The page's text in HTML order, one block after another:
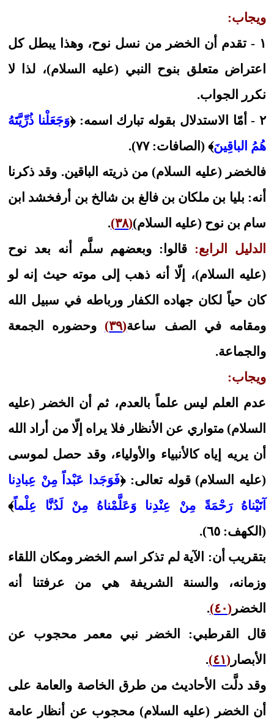
ويجاب:
١ - تقدم أن الخضر من نسل نوح، وهذا يبطل كل
اعتراض متعلق بنوح النبي (عليه السلام)، لذا لا
نكرر الجواب.
٢ - أمّا الاستدلال بقوله تبارك اسمه: ﴿
وَجَعَلْنا ذُرِّيَّتَهُ
هُمُ الباقِينَ﴾ (الصافات: ٧٧).
فالخضر (عليه السلام) من ذريته الباقين. وقد ذكرنا
أنه: بليا بن ملكان بن فالغ بن شالخ بن أرفخشد ابن
سام بن نوح (عليه السلام)(٣٨)
.
الدليل الرابع: قالوا: وبعضهم سلَّم أنه بعد نوح
(عليه السلام)، إلّا أنه ذهب إلى موته حيث إنه لو
كان حياً لكان جهاده الكفار ورباطه في سبيل الله
ومقامه في الصف ساعة(٣٩)
وحضوره الجمعة
والجماعة.
ويجاب:
عدم العلم ليس علماً بالعدم، ثم أن الخضر (عليه
السلام) متواري عن الأنظار فلا يراه إلّا من أراد الله
أن يريه إياه كالأنبياء والأولياء، وقد حصل لموسى
(عليه السلام) قوله تعالى: ﴿فَوَجَدا عَبْداً مِنْ عِبادِنا
آتَيْناهُ رَحْمَةً مِنْ عِنْدِنا وَعَلَّمْناهُ مِنْ لَدُنَّا عِلْماً﴾
(الكهف: ٦٥).
بتقريب أن: الآية لم تذكر اسم الخضر ومكان اللقاء
وزمانه، والسنة الشريفة هي من عرفتنا أنه
الخضر (٤٠)
.
قال القرطبي: الخضر نبي معمر محجوب عن
الأبصار (٤١)
.
وقد دلَّت الأحاديث من طرق الخاصة والعامة على
أن الخضر (عليه السلام) محجوب عن أنظار عامة